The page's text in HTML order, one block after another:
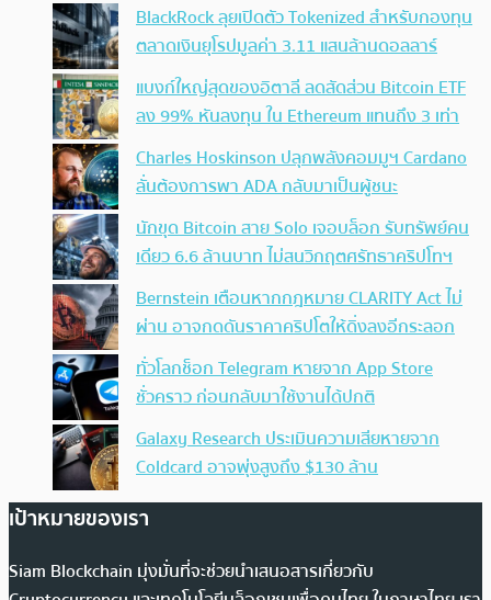
BlackRock ลุยเปิดตัว Tokenized สำหรับกองทุน
ตลาดเงินยุโรปมูลค่า 3.11 แสนล้านดอลลาร์
แบงก์ใหญ่สุดของอิตาลี ลดสัดส่วน Bitcoin ETF
ลง 99% หันลงทุน ใน Ethereum แทนถึง 3 เท่า
Charles Hoskinson ปลุกพลังคอมมูฯ Cardano
ลั่นต้องการพา ADA กลับมาเป็นผู้ชนะ
นักขุด Bitcoin สาย Solo เจอบล็อก รับทรัพย์คน
เดียว 6.6 ล้านบาท ไม่สนวิกฤตศรัทธาคริปโทฯ
Bernstein เตือนหากกฎหมาย CLARITY Act ไม่
ผ่าน อาจกดดันราคาคริปโตให้ดิ่งลงอีกระลอก
ทั่วโลกช็อก Telegram หายจาก App Store
ชั่วคราว ก่อนกลับมาใช้งานได้ปกติ
Galaxy Research ประเมินความเสียหายจาก
Coldcard อาจพุ่งสูงถึง $130 ล้าน
เป้าหมายของเรา
Siam Blockchain มุ่งมั่นที่จะช่วยนำเสนอสารเกี่ยวกับ